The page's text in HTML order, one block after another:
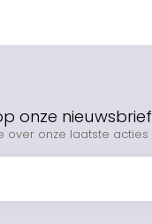
onze nieuwsbrief
over onze laatste acties